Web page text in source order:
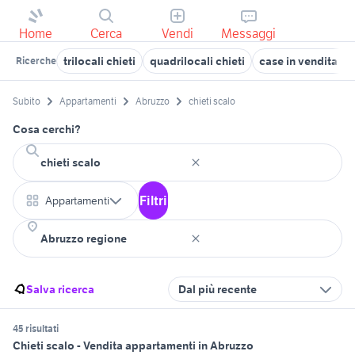
Home Cerca Vendi Messaggi
Ricerche trilocali chieti quadrilocali chieti case in vendita
Subito Appartamenti Abruzzo chieti scalo
Cosa cerchi?
Appartamenti Filtri
Salva ricerca Dal più recente
45 risultati
Chieti scalo - Vendita appartamenti in Abruzzo